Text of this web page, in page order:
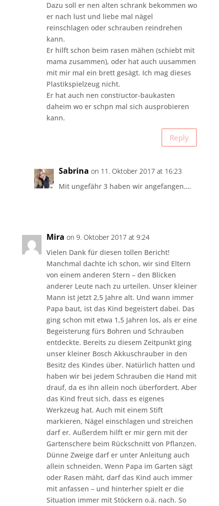
Dazu soll er nen alten schrank bekommen wo
er nach lust und liebe mal nägel
reinschlagen oder schrauben reindrehen
kann.
Er hilft schon beim rasen mähen (schiebt mit
mama zusammen), oder hat auch uusammen
mit mir mal ein brett gesägt. Ich mag dieses
Plastikspielzeug nicht.
Er hat auch nen constŕuctor-baukasten
daheim wo er schpn mal sich ausprobieren
kann.
Reply
Sabrina on 11. Oktober 2017 at 16:23
Mit ungefähr 3 haben wir angefangen….
Mira on 9. Oktober 2017 at 9:24
Vielen Dank für diesen tollen Bericht!
Manchmal dachte ich schon, wir sind Eltern
von einem anderen Stern – den Blicken
anderer Leute nach zu urteilen. Unser kleiner
Mann ist jetzt 2,5 Jahre alt. Und wann immer
Papa baut, ist das Kind begeistert dabei. Das
ging schon mit etwa 1,5 Jahren los, als er eine
Begeisterung fürs Bohren und Schrauben
entdeckte. Bereits zu diesem Zeitpunkt ging
unser kleiner Bosch Akkuschrauber in den
Besitz des Kindes über. Natürlich hatten und
haben wir bei jedem Schrauben die Hand mit
drauf, da es ihn allein noch überfordert. Aber
das Kind freut sich, dass es eigenes
Werkzeug hat. Auch mit einem Stift
markieren, Nägel einschlagen und streichen
darf er. Außerdem hilft er mir gern mit der
Gartenschere beim Rückschnitt von Pflanzen.
Dünne Zweige darf er unter Anleitung auch
allein schneiden. Wenn Papa im Garten sägt
oder Rasen mäht, darf das Kind auch immer
mit anfassen – und hinterher spielt er die
Situation immer mit Stöckern o.ä. nach. So